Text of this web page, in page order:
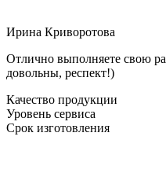
Ирина Криворотова
Отлично выполняете свою
довольны, респект!)
Качество продукции
Уровень сервиса
Срок изготовления